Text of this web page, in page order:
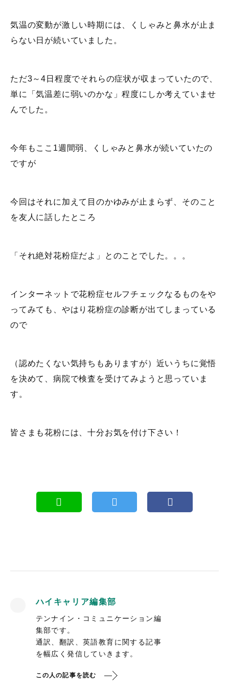
気温の変動が激しい時期には、くしゃみと鼻水が止ま
らない日が続いていました。
ただ3～4日程度でそれらの症状が収まっていたので、
単に「気温差に弱いのかな」程度にしか考えていませ
んでした。
今年もここ1週間弱、くしゃみと鼻水が続いていたの
ですが
今回はそれに加えて目のかゆみが止まらず、そのこと
を友人に話したところ
「それ絶対花粉症だよ」とのことでした。。。
インターネットで花粉症セルフチェックなるものをや
ってみても、やはり花粉症の診断が出てしまっている
ので
（認めたくない気持ちもありますが）近いうちに覚悟
を決めて、病院で検査を受けてみようと思っていま
す。
皆さまも花粉には、十分お気を付け下さい！
ハイキャリア編集部
テンナイン・コミュニケーション編
集部です。
通訳、翻訳、英語教育に関する記事
を幅広く発信していきます。
この人の記事を読む